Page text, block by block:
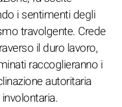
i sentimenti degli
travolgente. Crede
il duro lavoro,
raccoglieranno i
autoritaria